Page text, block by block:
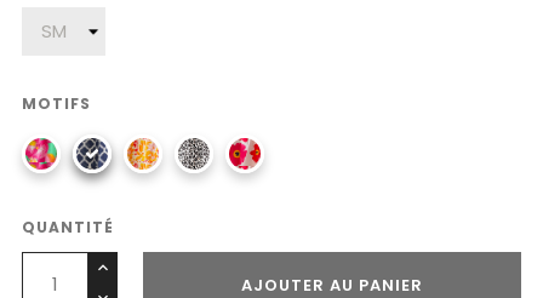
MOTIFS
QUANTITÉ
AJOUTER AU PANIER